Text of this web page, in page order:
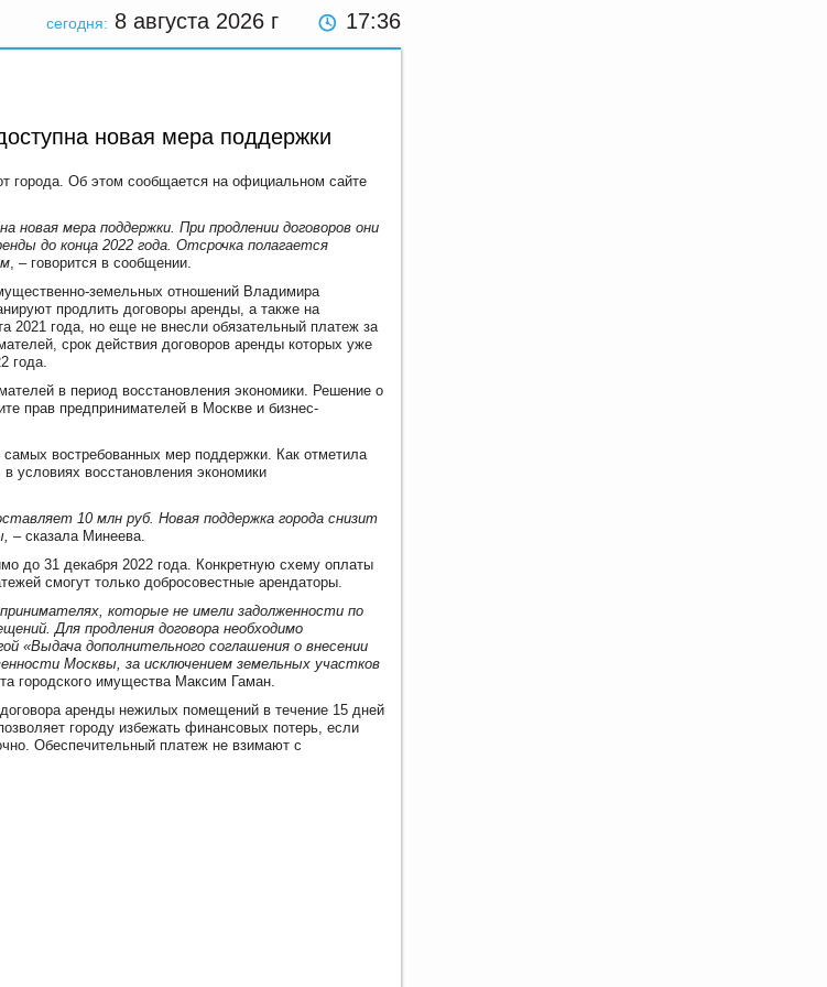
сегодня: 8 августа 2026 г 17:36
новая мера поддержки
города. Об этом сообщается на официальном сайте
мера поддержки. При продлении договоров они
до конца 2022 года. Отсрочка полагается
, – говорится в сообщении.
земельных отношений Владимира
продлить договоры аренды, а также на
2021 года, но еще не внесли обязательный платеж за
срок действия договоров аренды которых уже
года.
в период восстановления экономики. Решение о
прав предпринимателей в Москве и бизнес-
востребованных мер поддержки. Как отметила
условиях восстановления экономики
10 млн руб. Новая поддержка города снизит
– сказалаМинеева.
до 31 декабря 2022 года. Конкретную схему оплаты
смогут только добросовестные арендаторы.
которые не имели задолженности по
Для продления договора необходимо
«Выдача дополнительного соглашения о внесении
Москвы, за исключением земельных участков
городского имущества Максим Гаман.
аренды нежилых помещений в течение 15 дней
городу избежать финансовых потерь, если
Обеспечительный платеж не взимают с